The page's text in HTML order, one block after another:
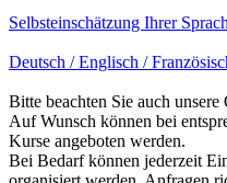
Selbsteinschätzung Ihrer
Deutsch / Englisch /
Bitte beachten Sie auch
Auf Wunsch können bei
Kurse angeboten werden.
Bei Bedarf können jederzeit